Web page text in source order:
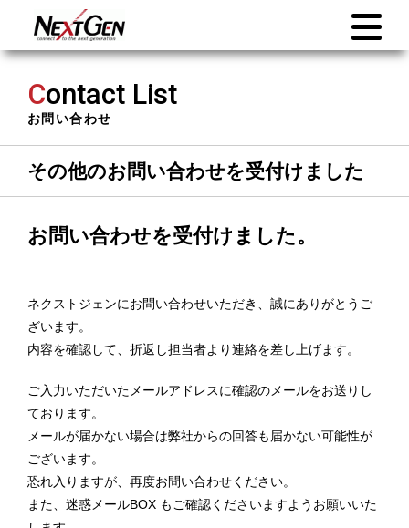
Contact List
お問い合わせ
その他のお問い合わせを受付けました
お問い合わせを受付けました。
ネクストジェンにお問い合わせいただき、誠にありがとうご
ざいます。
内容を確認して、折返し担当者より連絡を差し上げます。
ご入力いただいたメールアドレスに確認のメールをお送りし
ております。
メールが届かない場合は弊社からの回答も届かない可能性が
ございます。
恐れ入りますが、再度お問い合わせください。
また、迷惑メールBOX もご確認くださいますようお願いいた